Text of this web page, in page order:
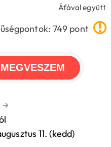
Áfával együtt
749 pont
MEGVESZEM
→
11. (kedd)